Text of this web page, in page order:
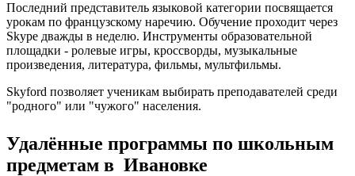
Последний представитель языковой категории посвящается
урокам по французскому наречию. Обучение проходит через
Skype дважды в неделю. Инструменты образовательной
площадки - ролевые игры, кроссворды, музыкальные
произведения, литература, фильмы, мультфильмы.
Skyford позволяет ученикам выбирать преподавателей среди
"родного" или "чужого" населения.
Удалённые программы по школьным
предметам в Ивановке